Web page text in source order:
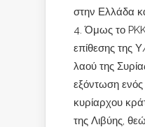
στην Ελλάδα
Όμως το
επίθεσης της
λαού της
εξόντωση
κυρίαρχου
της Λιβύης,